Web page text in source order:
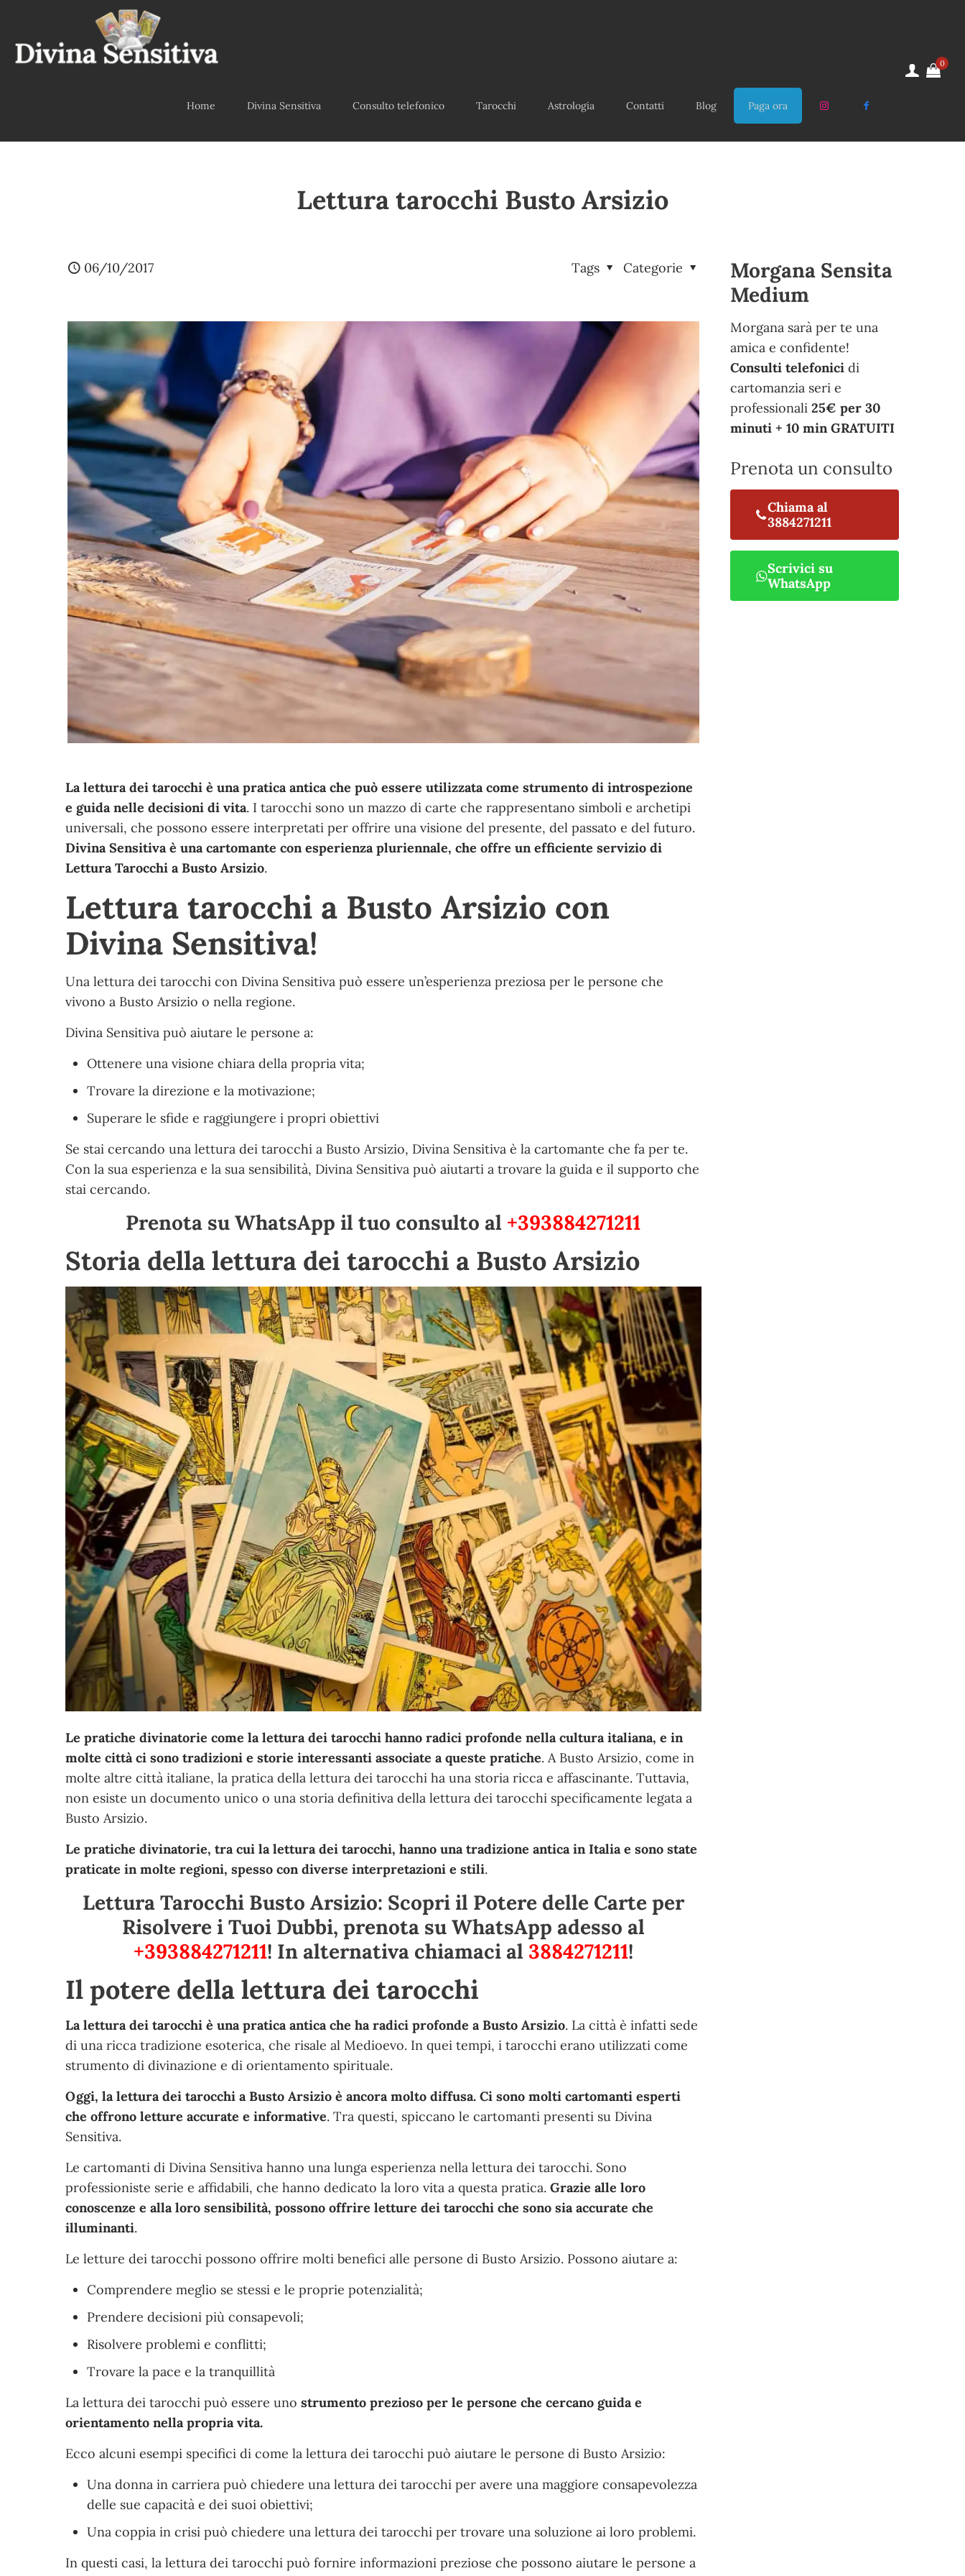
Home Divina Sensitiva Consulto telefonico Tarocchi Astrologia Contatti Blog Paga ora
0
Lettura tarocchi Busto Arsizio
06/10/2017 Categorie
Tags
La lettura dei tarocchi è una pratica antica che può essere utilizzata come strumento di introspezione
e guida nelle decisioni di vita. I tarocchi sono un mazzo di carte che rappresentano simboli e archetipi
universali, che possono essere interpretati per offrire una visione del presente, del passato e del futuro.
Divina Sensitiva è una cartomante con esperienza pluriennale, che offre un efficiente servizio di
Lettura Tarocchi a Busto Arsizio.
Lettura tarocchi a Busto Arsizio con
Divina Sensitiva!
Una lettura dei tarocchi con Divina Sensitiva può essere un’esperienza preziosa per le persone che
vivono a Busto Arsizio o nella regione.
Divina Sensitiva può aiutare le persone a:
Ottenere una visione chiara della propria vita;
Trovare la direzione e la motivazione;
Superare le sfide e raggiungere i propri obiettivi
Se stai cercando una lettura dei tarocchi a Busto Arsizio, Divina Sensitiva è la cartomante che fa per te.
Con la sua esperienza e la sua sensibilità, Divina Sensitiva può aiutarti a trovare la guida e il supporto che
stai cercando.
Prenota su WhatsApp il tuo consulto al +393884271211
Storia della lettura dei tarocchi a Busto Arsizio
Le pratiche divinatorie come la lettura dei tarocchi hanno radici profonde nella cultura italiana, e in
molte città ci sono tradizioni e storie interessanti associate a queste pratiche. A Busto Arsizio, come in
molte altre città italiane, la pratica della lettura dei tarocchi ha una storia ricca e affascinante. Tuttavia,
non esiste un documento unico o una storia definitiva della lettura dei tarocchi specificamente legata a
Busto Arsizio.
Le pratiche divinatorie, tra cui la lettura dei tarocchi, hanno una tradizione antica in Italia e sono state
praticate in molte regioni, spesso con diverse interpretazioni e stili.
Lettura Tarocchi Busto Arsizio: Scopri il Potere delle Carte per
Risolvere i Tuoi Dubbi, prenota su WhatsApp adesso al
+393884271211! In alternativa chiamaci al 3884271211!
Il potere della lettura dei tarocchi
La lettura dei tarocchi è una pratica antica che ha radici profonde a Busto Arsizio. La città è infatti sede
di una ricca tradizione esoterica, che risale al Medioevo. In quei tempi, i tarocchi erano utilizzati come
strumento di divinazione e di orientamento spirituale.
Oggi, la lettura dei tarocchi a Busto Arsizio è ancora molto diffusa. Ci sono molti cartomanti esperti
che offrono letture accurate e informative. Tra questi, spiccano le cartomanti presenti su Divina
Sensitiva.
Le cartomanti di Divina Sensitiva hanno una lunga esperienza nella lettura dei tarocchi. Sono
professioniste serie e affidabili, che hanno dedicato la loro vita a questa pratica.Grazie alle loro
conoscenze e alla loro sensibilità, possono offrire letture dei tarocchi che sono sia accurate che
illuminanti.
Le letture dei tarocchi possono offrire molti benefici alle persone di Busto Arsizio. Possono aiutare a:
Comprendere meglio se stessi e le proprie potenzialità;
Prendere decisioni più consapevoli;
Risolvere problemi e conflitti;
Trovare la pace e la tranquillità
La lettura dei tarocchi può essere unostrumento prezioso per le persone che cercano guida e
orientamento nella propria vita.
Ecco alcuni esempi specifici di come la lettura dei tarocchi può aiutare le persone di Busto Arsizio:
Una donna in carriera può chiedere una lettura dei tarocchi per avere una maggiore consapevolezza
delle sue capacità e dei suoi obiettivi;
Una coppia in crisi può chiedere una lettura dei tarocchi per trovare una soluzione ai loro problemi.
In questi casi, la lettura dei tarocchi può fornire informazioni preziose che possono aiutare le persone a
Morgana Sensita
Medium
Morgana sarà per te una
amica e confidente!
Consulti telefonici di
cartomanzia seri e
professionali 25€ per 30
minuti + 10 min GRATUITI
Prenota un consulto
Chiama al
3884271211
Scrivici su
WhatsApp